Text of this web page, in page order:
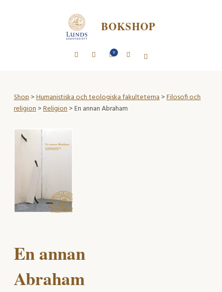
BOKSHOP
0
Shop>Humanistiska och teologiska fakulteterna>Filosofi och
religion>Religion> En annan Abraham
En annan
Abraham